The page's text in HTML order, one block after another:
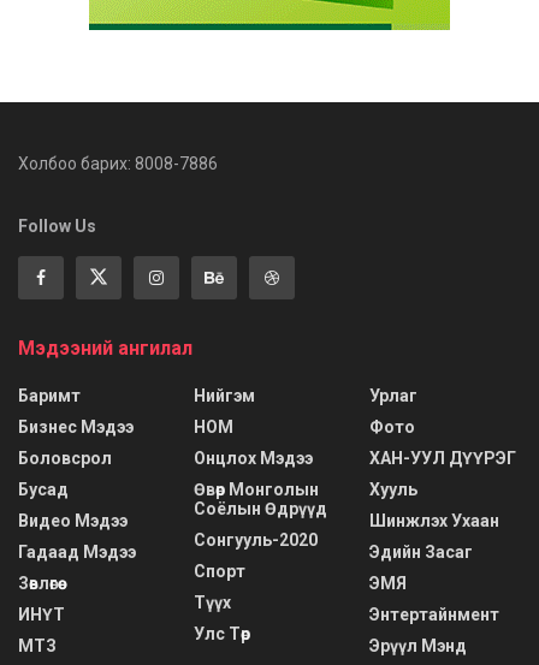
Холбоо барих: 8008-7886
Follow Us
Мэдээний ангилал
Баримт
Бизнес Мэдээ
Боловсрол
Бусад
Видео Мэдээ
Гадаад Мэдээ
Зөвлөгөө
ИНҮТ
МТЗ
Нийгэм
НОМ
Онцлох Мэдээ
Өвөр Монголын
Соёлын Өдрүүд
Сонгууль-2020
Спорт
Түүх
Улс Төр
Урлаг
Фото
ХАН-УУЛ ДҮҮРЭГ
Хууль
Шинжлэх Ухаан
Эдийн Засаг
ЭМЯ
Энтертайнмент
Эрүүл Мэнд